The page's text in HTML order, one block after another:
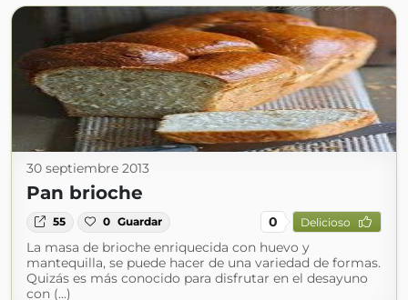
30 septiembre 2013
Pan brioche
55 0 Guardar 0 Delicioso
La masa de brioche enriquecida con huevo y
mantequilla, se puede hacer de una variedad de formas.
Quizás es más conocido para disfrutar en el desayuno
con (...)